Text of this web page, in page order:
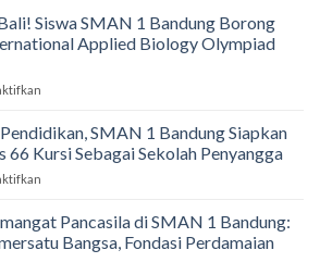
Siswa SMAN 1 Bandung Borong
Applied Biology Olympiad
di
Bali!
Siswa
Bandung
Borong
SMAN 1 Bandung Siapkan
66 Kursi Sebagai Sekolah Penyangga
Akses
Pendidikan,
SMAN
Pancasila di SMAN 1 Bandung:
Bangsa, Fondasi Perdamaian